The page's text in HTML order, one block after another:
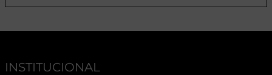
INSTITUCIONAL